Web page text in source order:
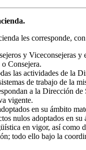
les corresponde,
y Viceconsejeras y
Consejera.
las actividades de la
de trabajo de la
a la Dirección de
vigente.
en su ámbito
nulos adoptados en
en vigor, así como
todo ello bajo la